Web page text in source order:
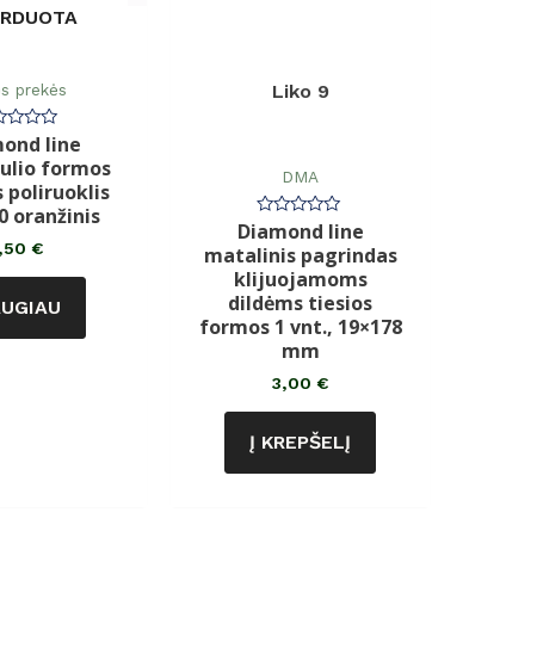
prekės
line
formos
poliruoklis
oranžinis
€
Liko 9
DMA
Įvertinimas:
0
5
Diamond line
matalinis pagrindas
klijuojamoms
dildėms tiesios
formos 1 vnt., 19×178
mm
3,00€
Į KREPŠELĮ